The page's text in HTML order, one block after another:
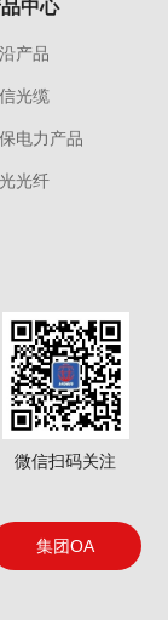
中心
产品
光缆
电力产品
光纤
微信扫码关注
集团OA